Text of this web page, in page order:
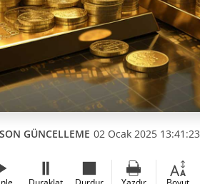
SON GÜNCELLEME 02 Ocak 2025 13:41:23